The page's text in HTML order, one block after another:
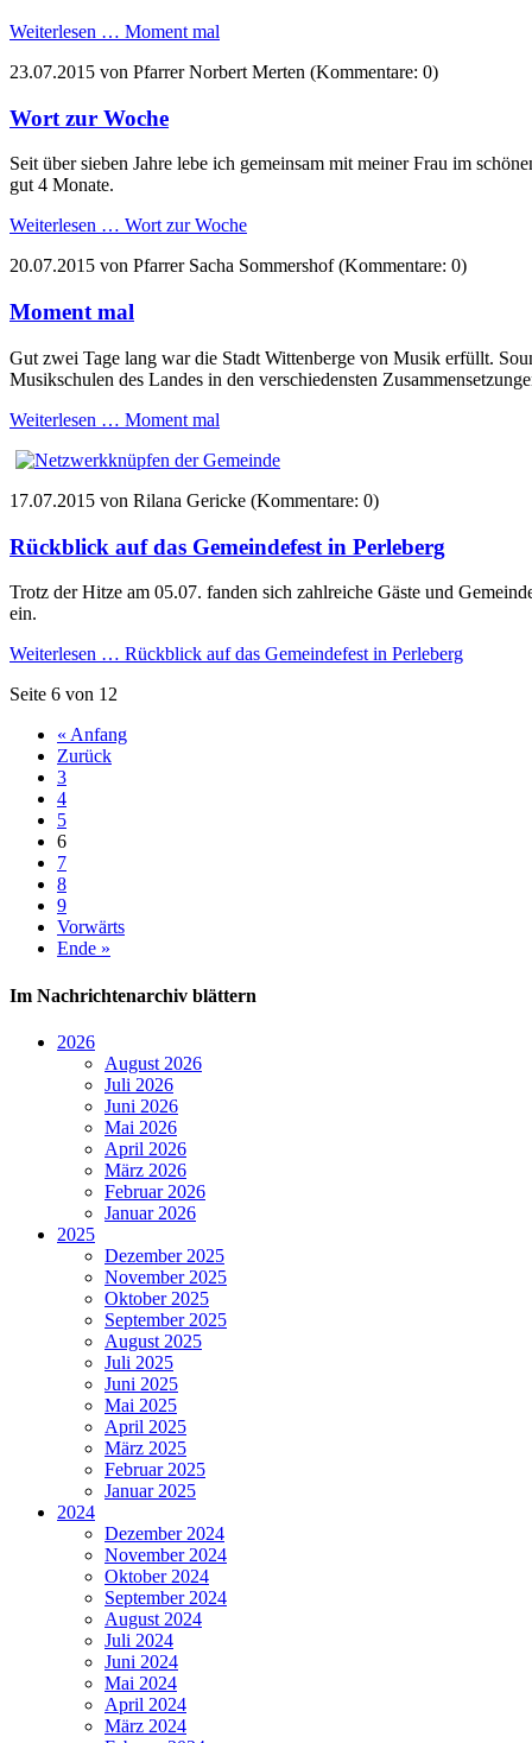
Weiterlesen … Moment mal
23.07.2015 von Pfarrer Norbert Merten (Kommentare: 0)
Wort zur Woche
Seit über sieben Jahre lebe ich gemeinsam mit meiner Frau im
gut 4 Monate.
Weiterlesen … Wort zur Woche
20.07.2015 von Pfarrer Sacha Sommershof (Kommentare: 0)
Moment mal
Gut zwei Tage lang war die Stadt Wittenberge von Musik erfüllt.
Musikschulen des Landes in den verschiedensten
Weiterlesen … Moment mal
17.07.2015 von Rilana Gericke (Kommentare: 0)
Rückblick auf das Gemeindefest in Perleberg
Trotz der Hitze am 05.07. fanden sich zahlreiche Gäste und
ein.
Weiterlesen … Rückblick auf das Gemeindefest in Perleberg
Seite 6 von 12
« Anfang
Zurück
3
4
5
6
7
8
9
Vorwärts
Ende »
Im Nachrichtenarchiv blättern
2026
August 2026
Juli 2026
Juni 2026
Mai 2026
April 2026
März 2026
Februar 2026
Januar 2026
2025
Dezember 2025
November 2025
Oktober 2025
September 2025
August 2025
Juli 2025
Juni 2025
Mai 2025
April 2025
März 2025
Februar 2025
Januar 2025
2024
Dezember 2024
November 2024
Oktober 2024
September 2024
August 2024
Juli 2024
Juni 2024
Mai 2024
April 2024
März 2024